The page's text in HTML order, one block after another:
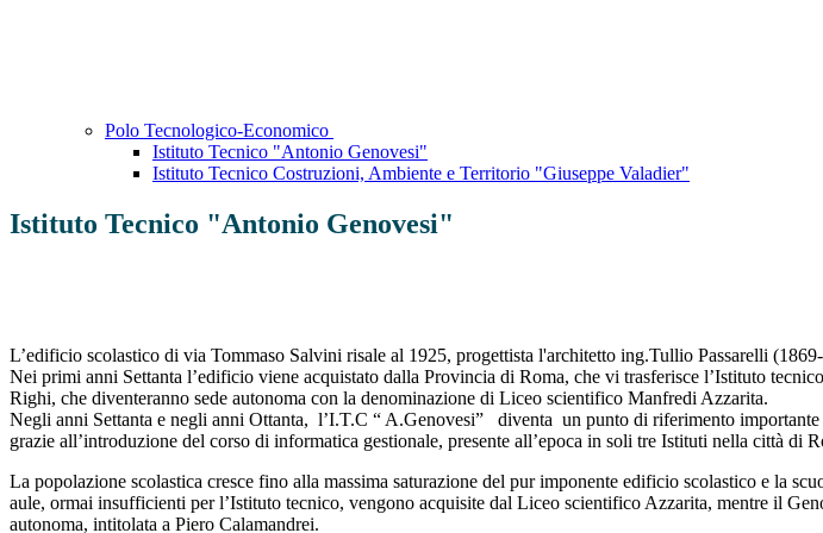
Polo Tecnologico-Economico
Istituto Tecnico "Antonio Genovesi"
Istituto Tecnico Costruzioni, Ambiente e Territorio "Giuseppe Valadier"
Istituto Tecnico "Antonio Genovesi"
L’edificio scolastico di via Tommaso Salvini risale al 1925, progettista l'architetto ing.Tullio Passarelli
Nei primi anni Settanta l’edificio viene acquistato dalla Provincia di Roma, che vi trasferisce l’Istituto
Righi, che diventeranno sede autonoma con la denominazione di Liceo scientifico Manfredi Azzarita.
Negli anni Settanta e negli anni Ottanta, l’I.T.C “ A.Genovesi” diventa un punto di riferimento
grazie all’introduzione del corso di informatica gestionale, presente all’epoca in soli tre Istituti nella città di
La popolazione scolastica cresce fino alla massima saturazione del pur imponente edificio scolastico e la
aule, ormai insufficienti per l’Istituto tecnico, vengono acquisite dal Liceo scientifico Azzarita, mentre il
autonoma, intitolata a Piero Calamandrei.